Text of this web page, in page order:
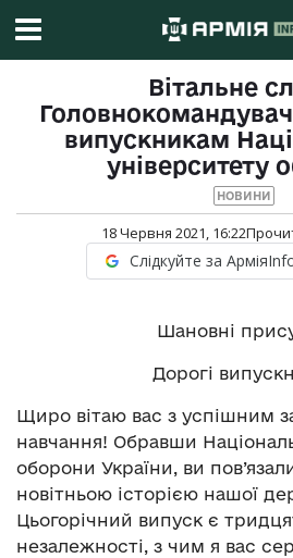
Вітальне
випускникам
університету
НОВИНИ
18 Червня 2021, 16:22
Слідкуйте за
Шановні
Дорогі
Щиро вітаю вас з успішним
навчання! Обравши
оборони України, ви
новітньою історією нашої
Цьогорічний випуск є
незалежності, з чим я вас